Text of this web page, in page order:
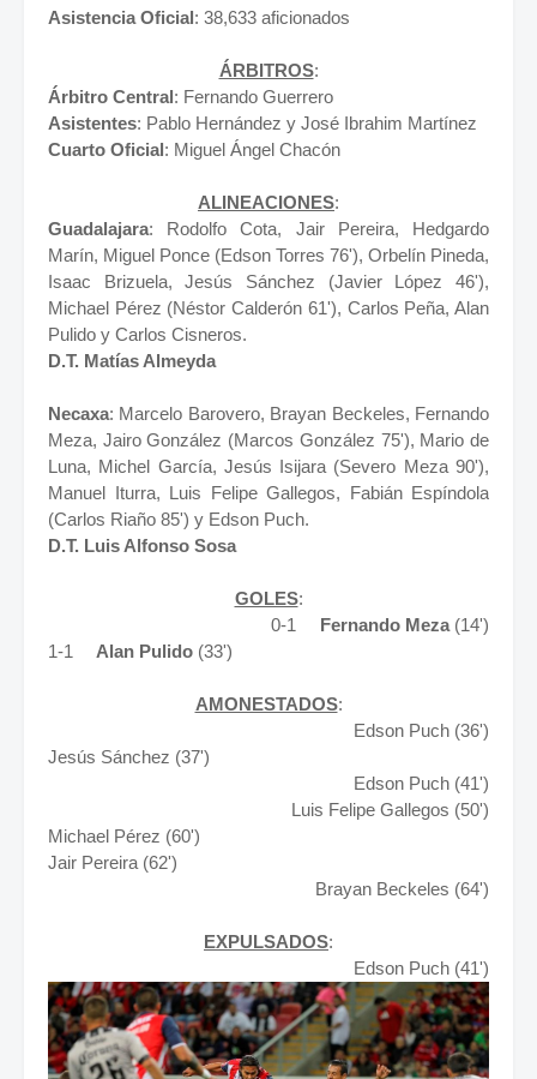
Asistencia Oficial: 38,633 aficionados
ÁRBITROS:
Árbitro Central: Fernando Guerrero
Asistentes: Pablo Hernández y José Ibrahim Martínez
Cuarto Oficial: Miguel Ángel Chacón
ALINEACIONES:
Guadalajara: Rodolfo Cota, Jair Pereira, Hedgardo
Marín, Miguel Ponce (Edson Torres 76'), Orbelín Pineda,
Isaac Brizuela, Jesús Sánchez (Javier López 46'),
Michael Pérez (Néstor Calderón 61'), Carlos Peña, Alan
Pulido y Carlos Cisneros.
D.T. Matías Almeyda
Necaxa: Marcelo Barovero, Brayan Beckeles, Fernando
Meza, Jairo González (Marcos González 75'), Mario de
Luna, Michel García, Jesús Isijara (Severo Meza 90'),
Manuel Iturra, Luis Felipe Gallegos, Fabián Espíndola
(Carlos Riaño 85') y Edson Puch.
D.T. Luis Alfonso Sosa
GOLES:
0-1 Fernando Meza(14')
1-1
Alan Pulido (33')
AMONESTADOS:
Edson Puch (36')
Jesús Sánchez (37')
Edson Puch (41')
Luis Felipe Gallegos (50')
Michael Pérez (60')
Jair Pereira (62')
Brayan Beckeles (64')
EXPULSADOS:
Edson Puch (41')